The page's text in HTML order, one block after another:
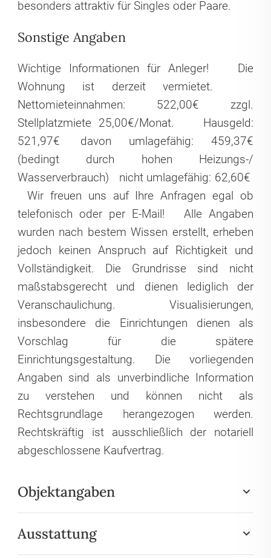
besonders attraktiv für Singles oder Paare.
Sonstige Angaben
Wichtige Informationen für Anleger!
Die
Wohnung ist derzeit vermietet.
Nettomieteinnahmen: 522,00€ zzgl.
Stellplatzmiete 25,00€/Monat.
Hausgeld:
521,97€
davon umlagefähig: 459,37€
(bedingt durch hohen Heizungs-/
Wasserverbrauch)
nicht umlagefähig: 62,60€
Wir freuen uns auf Ihre Anfragen egal ob
telefonisch oder per E-Mail!
Alle Angaben
wurden nach bestem Wissen erstellt, erheben
jedoch keinen Anspruch auf Richtigkeit und
Vollständigkeit. Die Grundrisse sind nicht
maßstabsgerecht und dienen lediglich der
Veranschaulichung. Visualisierungen,
insbesondere die Einrichtungen dienen als
Vorschlag für die spätere
Einrichtungsgestaltung. Die vorliegenden
Angaben sind als unverbindliche Information
zu verstehen und können nicht als
Rechtsgrundlage herangezogen werden.
Rechtskräftig ist ausschließlich der notariell
abgeschlossene Kaufvertrag.
Objektangaben
Ausstattung